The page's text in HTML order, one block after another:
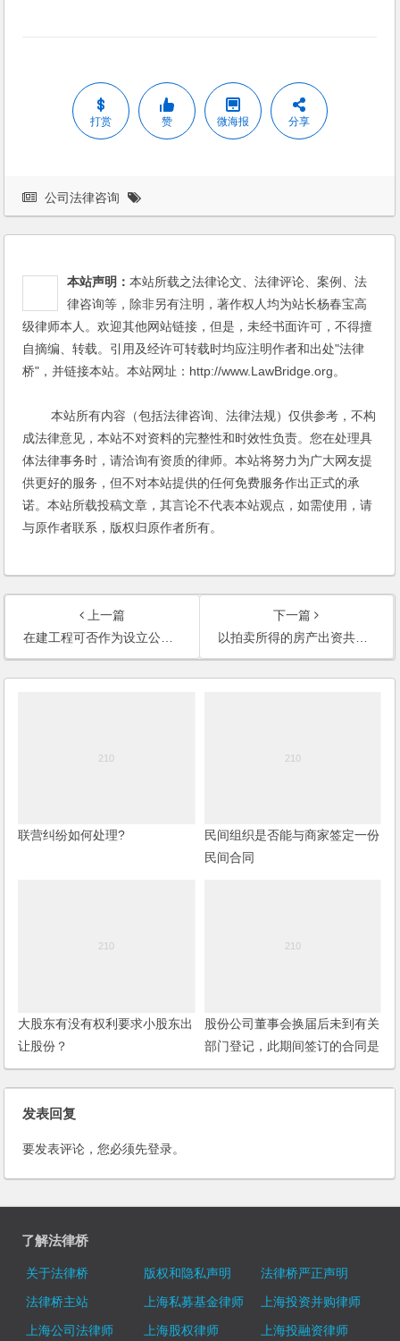
打赏 赞 微海报 分享
公司法律咨询
本站声明：本站所载之法律论文、法律评论、案例、法
律咨询等，除非另有注明，著作权人均为站长杨春宝高
级律师本人。欢迎其他网站链接，但是，未经书面许可，不得擅
自摘编、转载。引用及经许可转载时均应注明作者和出处"法律
桥"，并链接本站。本站网址：http://www.LawBridge.org。
本站所有内容（包括法律咨询、法律法规）仅供参考，不构
成法律意见，本站不对资料的完整性和时效性负责。您在处理具
体法律事务时，请洽询有资质的律师。本站将努力为广大网友提
供更好的服务，但不对本站提供的任何免费服务作出正式的承
诺。本站所载投稿文章，其言论不代表本站观点，如需使用，请
与原作者联系，版权归原作者所有。
上一篇
在建工程可否作为设立公司的出资？
下一篇
以拍卖所得的房产出资共同投资成立公司，如何操作？
联营纠纷如何处理?
民间组织是否能与商家签定一份
民间合同
大股东有没有权利要求小股东出
让股份？
股份公司董事会换届后未到有关
部门登记，此期间签订的合同是
否有效？
发表回复
要发表评论，您必须先登录。
了解法律桥
关于法律桥 版权和隐私声明
法律桥严正声明
法律桥主站
上海私募基金律师
上海投资并购律师
上海公司法律师
上海股权律师
上海投融资律师